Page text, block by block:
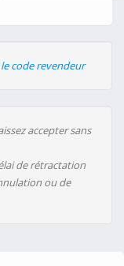
code revendeur
accepter sans
de rétractation
ou de